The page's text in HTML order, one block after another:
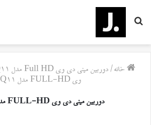
برای
خانه / دوربین مینی دی وی Full HD مدل SQ11
وی FULL-HD مدل SQ11
دوربین مینی دی وی FULL-HD مدل SQ11